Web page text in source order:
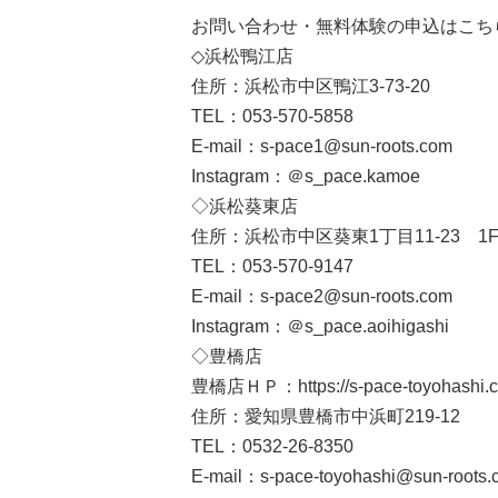
お問い合わせ・無料体験の申込はこち
◇浜松鴨江店
住所：浜松市中区鴨江3-73-20
TEL：053-570-5858
E-mail：s-pace1@sun-roots.com
Instagram： ＠s_pace.kamoe
◇浜松葵東店
住所：浜松市中区葵東1丁目11-23 1F
TEL：053-570-9147
E-mail：s-pace2@sun-roots.com
Instagram： ＠s_pace.aoihigashi
◇豊橋店
豊橋店ＨＰ： https://s-pace-
住所：愛知県豊橋市中浜町219-12
TEL：0532-26-8350
E-mail： s-pace-toyohashi@sun-